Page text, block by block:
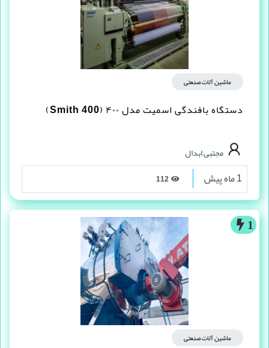
ماشین آلات صنعتی
دستگاه بافندگی اسمیت مدل ۴۰۰ (Smith 400)
مجتبی ابدال
1 ماه پیش
1
ماشین آلات صنعتی